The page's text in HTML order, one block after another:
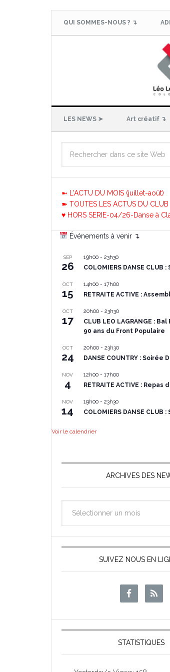
QUI SOMMES-NOUS ? ↴
LES NEWS ➤ Art créatif ↴
➼ L'ACTU DU MOIS (juillet-août)
➽ TOUTES LES ACTUS DU CLUB
♥ HORS SERIE-04/26-Danse à
Événements à venir ↴
SEP
26
19h00 - 23h30
COLOMIERS DANSE CLUB
OCT
15
14h00 - 17h00
RETRAITE ACTIVE :
OCT
17
20h00 - 23h30
CLUB LEO LAGRANGE :
90 ans du Front Populaire
OCT
24
20h00 - 23h30
DANSE COUNTRY : Soirée
NOV
4
12h00 - 17h00
RETRAITE ACTIVE : Repas
NOV
14
19h00 - 23h30
COLOMIERS DANSE CLUB
Voir le calendrier
ARCHIVES DES
des
News
SUIVEZ NOUS EN
STATISTIQUES